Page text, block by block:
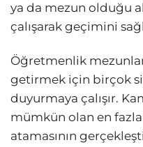
ya da mezun olduğu
çalışarak geçimini
Öğretmenlik
getirmek için birçok
duyurmaya çalışır.
mümkün olan en
atamasının